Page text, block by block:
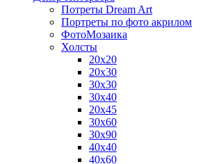
Потреты Dream Art
Портреты по фото акрилом
ФотоМозаика
Холсты
20х20
20х30
30х30
30х40
20х45
30х60
30х90
40х40
40х60